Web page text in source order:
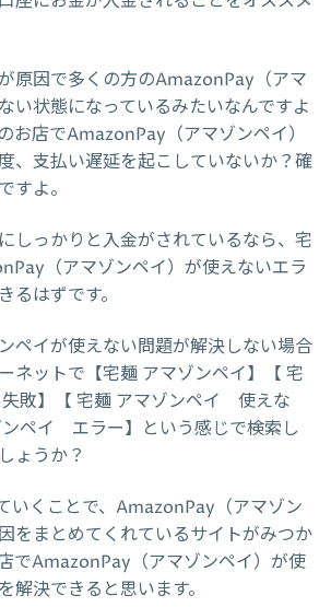
原因で多くの方のAmazonPay（アマ
い状態になっているみたいなんですよ
お店でAmazonPay（アマゾンペイ）
、支払い遅延を起こしていないか？確
すよ。
しっかりと入金がされているなら、宅
（アマゾンペイ）が使えないエラ
るはずです。
ペイが使えない問題が解決しない場合
ネットで【宅麺 アマゾンペイ】【 宅
敗】【 宅麺 アマゾンペイ 使えな
ンペイ エラー】という感じで検索し
ょうか？
いくことで、AmazonPay（アマゾン
をまとめてくれているサイトがみつか
でAmazonPay（アマゾンペイ）が使
解決できると思います。